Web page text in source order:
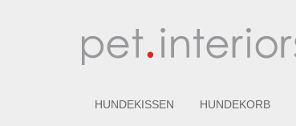
HUNDEKISSEN HUNDEKORB